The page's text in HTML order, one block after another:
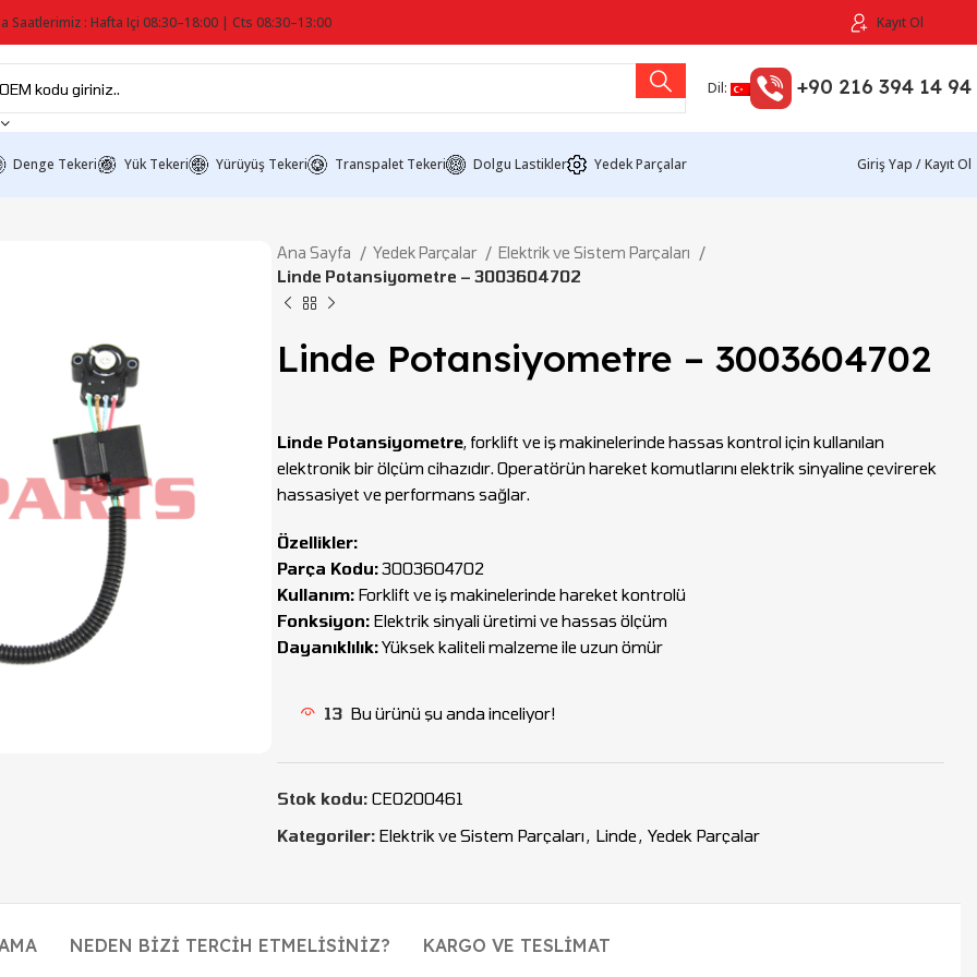
Saatlerimiz : Hafta Içi 08:30–18:00 | Cts 08:30–13:00 Kayıt Ol
Dil: +90 216 394 14 94
Denge Tekeri Yük Tekeri Yürüyüş Tekeri Transpalet Tekeri Dolgu Lastikler Yedek Parçalar Giriş Yap / Kayıt Ol
Ana Sayfa Yedek Parçalar
Elektrik ve Sistem Parçaları
Linde Potansiyometre – 3003604702
Linde Potansiyometre – 3003604702
Linde Potansiyometre, forklift ve iş makinelerinde hassas kontrol için kullanılan
elektronik bir ölçüm cihazıdır. Operatörün hareket komutlarını elektrik sinyaline çevirerek
hassasiyet ve performans sağlar.
Özellikler:
Parça Kodu:3003604702
Kullanım: Forklift ve iş makinelerinde hareket kontrolü
Fonksiyon: Elektrik sinyali üretimi ve hassas ölçüm
Dayanıklılık:Yüksek kaliteli malzeme ile uzun ömür
13 Bu ürünü şu anda inceliyor!
Stok kodu: CEO200461
Kategoriler: Elektrik ve Sistem Parçaları, Linde, Yedek Parçalar
NEDEN BIZI TERCIH ETMELISINIZ? KARGO VE TESLIMAT